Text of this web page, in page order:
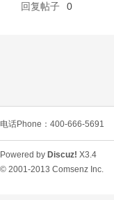
L
回复帖子
0
电话Phone：400-666-5691
Powered by Discuz! X3.4
© 2001-2013 Comsenz Inc.